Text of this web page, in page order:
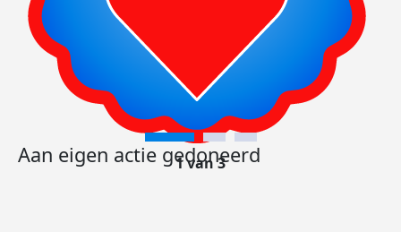
Aan eigen actie gedoneerd
1 van 3